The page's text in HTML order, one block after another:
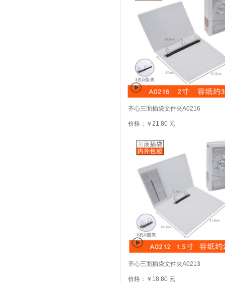
齐心三面插袋文件夹A0216
价格：￥21.80 元
齐心三面插袋文件夹A0213
价格：￥18.80 元